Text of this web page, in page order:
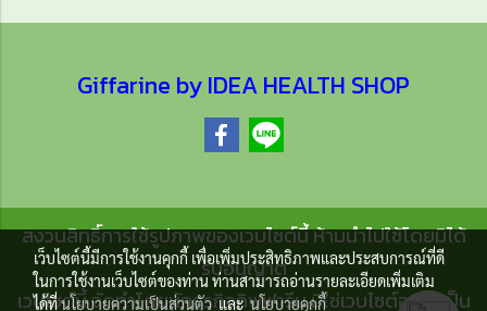
Giffarine by IDEA HEALTH SHOP
สงวนสิทธิ์การใช้รูปภาพของเวบไซต์นี้ ห้ามนำไปใช้โดยมิได้
รับอนุญาต
เวบไซต์นี้ จัดทำโดยนักธุรกิจกิฟฟารีน มิใช่เวบไซต์อย่างเป็น
เว็บไซต์นี้มีการใช้งานคุกกี้ เพื่อเพิ่มประสิทธิภาพและประสบการณ์ที่ดี
ในการใช้งานเว็บไซต์ของท่าน ท่านสามารถอ่านรายละเอียดเพิ่มเติม
ได้ที่นโยบายความเป็นส่วนตัวและนโยบายคุกกี้